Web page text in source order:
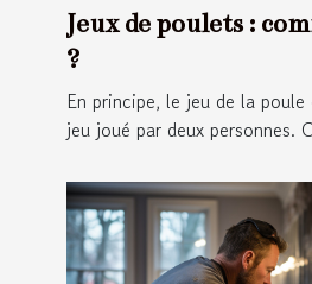
Jeux de poulets :
?
En principe, le jeu de la
jeu joué par deux personnes.